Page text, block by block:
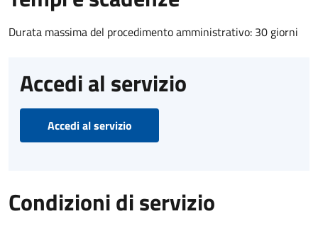
Durata massima del procedimento amministrativo: 30 giorni
Accedi al servizio
Accedi al servizio
Condizioni di servizio